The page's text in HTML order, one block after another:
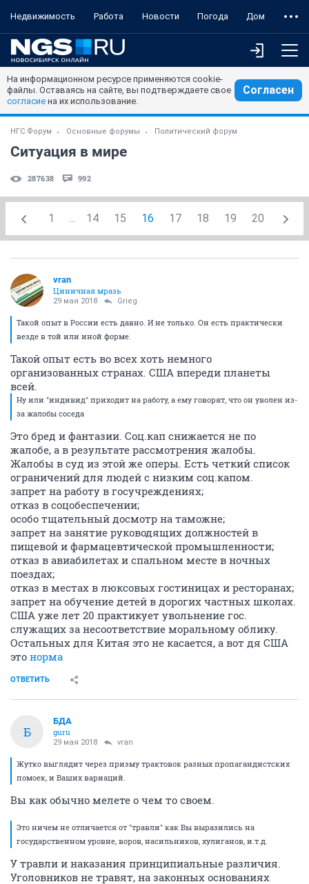
Недвижимость Работа Новости Погода Дом
На информационном ресурсе применяются cookie-
файлы. Оставаясь на сайте, вы подтверждаете свое
согласие на их использование.
Согласен
НГС.Форум Основные форумы Политический форум
Ситуация в мире
287638 992
1 ... 14 15 16 17 18 19 20
vran
Циничная мразь
29 мая 2018 Grieg
Такой опыт в России есть давно. И не только. Он есть практически
везде в той или иной форме.
Такой опыт есть во всех хоть немного
организованных странах. США впереди планеты
всей.
Ну или "индивид" приходит на работу, а ему говорят, что он уволен из-
за жалобы соседа
Это бред и фантазии. Соц.кап снижается не по
жалобе, а в результате рассмотрения жалобы.
Жалобы в суд из этой же оперы. Есть четкий список
ограничений для людей с низким соц.капом.
запрет на работу в госучреждениях;
отказ в соцобеспечении;
особо тщательный досмотр на таможне;
запрет на занятие руководящих должностей в
пищевой и фармацевтической промышленности;
отказ в авиабилетах и спальном месте в ночных
поездах;
отказ в местах в люксовых гостиницах и ресторанах;
запрет на обучение детей в дорогих частных школах.
США уже лет 20 практикует увольнение гос.
служащих за несоответствие моральному облику.
Остальных для Китая это не касается, а вот дя США
это норма
ОТВЕТИТЬ
Б
БДА
guru
29 мая 2018 vran
Жутко выглядит через призму трактовок разных пропагандистских
помоек, и Ваших вариаций.
Вы как обычно мелете о чем то своем.
Это ничем не отличается от "травли" как Вы выразились на
государственном уровне, воров, насильников, хулиганов, и.т.д.
У травли и наказания принципиальные различия.
Уголовников не травят, на законных основаниях